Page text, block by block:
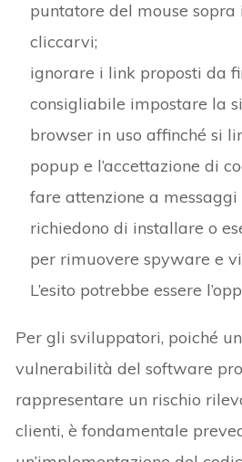
puntatore del mouse sopra
cliccarvi;
ignorare i link proposti da
consigliabile impostare la
browser in uso affinché si
popup e l’accettazione di
fare attenzione a
richiedono di installare o
per rimuovere spyware e
L’esito potrebbe essere
Per gli sviluppatori, poiché
vulnerabilità del software
rappresentare un rischio
clienti, è fondamentale